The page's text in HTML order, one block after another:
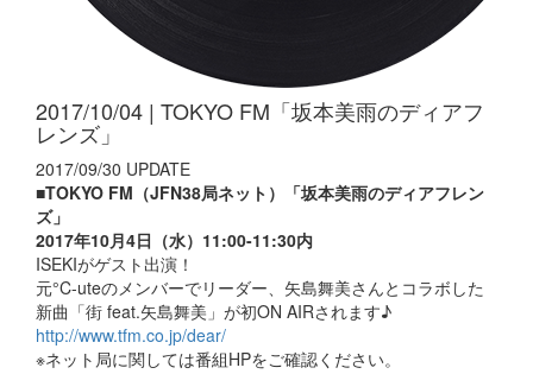
2017/10/04 | TOKYO FM「坂本美雨のディアフ
レンズ」
2017/09/30 UPDATE
■TOKYO FM（JFN38局ネット）「坂本美雨のディアフレン
ズ」
2017年10月4日（水）11:00-11:30内
ISEKIがゲスト出演！
元°C-uteのメンバーでリーダー、矢島舞美さんとコラボした
新曲「街 feat.矢島舞美」が初ON AIRされます♪
http://www.tfm.co.jp/dear/
※ネット局に関しては番組HPをご確認ください。